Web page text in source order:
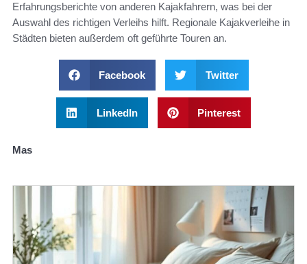
Erfahrungsberichte von anderen Kajakfahrern, was bei der
Auswahl des richtigen Verleihs hilft. Regionale Kajakverleihe in
Städten bieten außerdem oft geführte Touren an.
Facebook Twitter
LinkedIn Pinterest
Mas